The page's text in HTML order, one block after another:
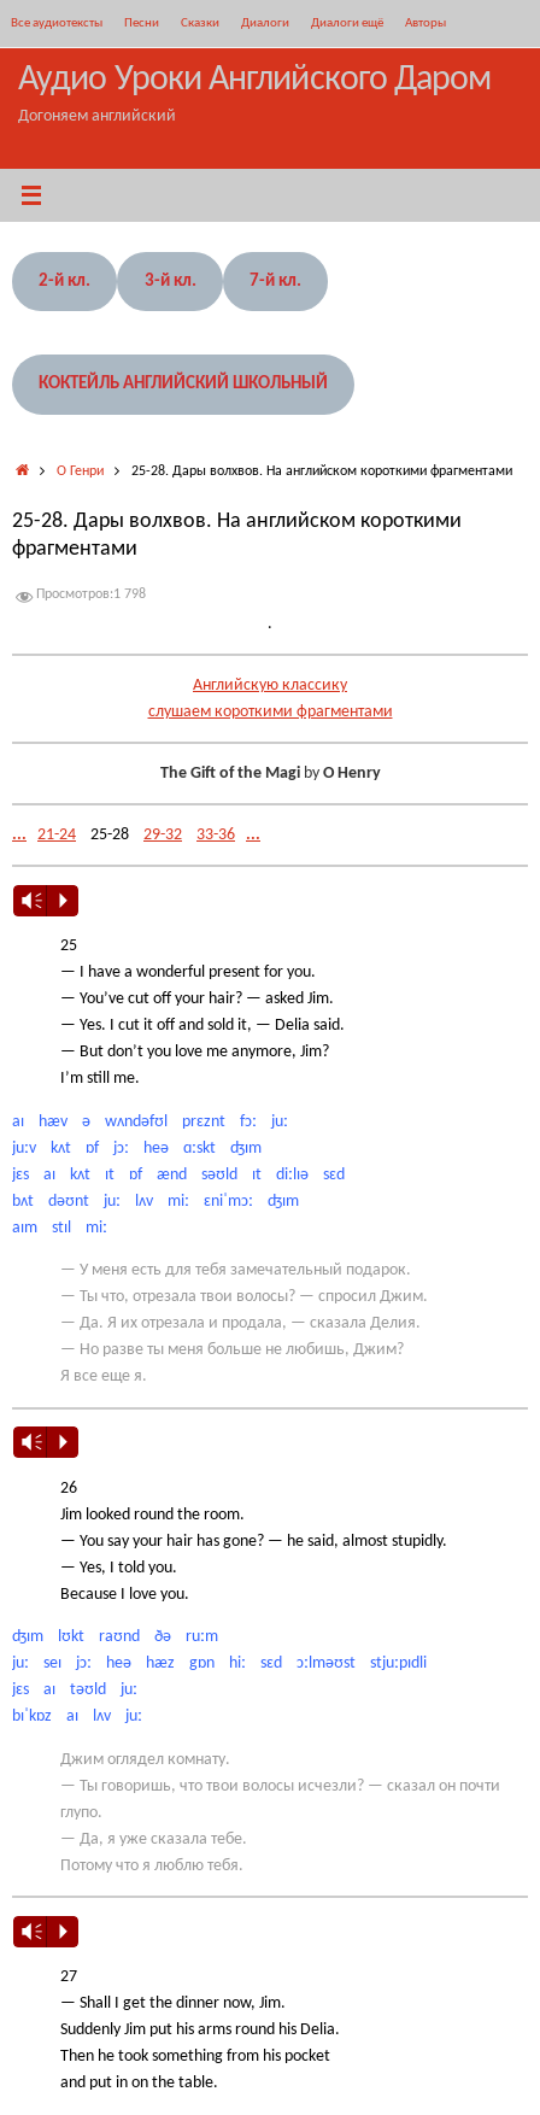
содержимому
Все аудиотексты Песни Сказки Диалоги Диалоги ещё Авторы
Аудио Уроки Английского Даром
Догоняем английский
2-й кл. 3-й кл. 7-й кл.
КОКТЕЙЛЬ АНГЛИЙСКИЙ ШКОЛЬНЫЙ
ГлавнаяО Генри 25-28. Дары волхвов. На английском короткими фрагментами
25-28. Дары волхвов. На английском короткими
фрагментами
Просмотров:1 798
.
Английскую классику
слушаем короткими фрагментами
The Gift of the Magi byO Henry
... 21-24 25-28 29-32 33-36 ...
Vm P
25
— I have a wonderful present for you.
— You’ve cut off your hair? — asked Jim.
— Yes. I cut it off and sold it, — Delia said.
— But don’t you love me anymore, Jim?
I’m still me.
aɪ hæv ə wʌndəfʊl prɛznt fɔː juː
juːv kʌt ɒf jɔː heə ɑːskt ʤɪm
jɛs aɪ kʌt ɪt ɒf ænd səʊld ɪt diːlɪə sɛd
bʌt dəʊnt juː lʌv miː ɛniˈmɔː ʤɪm
aɪm stɪl miː
— У меня есть для тебя замечательный подарок.
— Ты что, отрезала твои волосы? — спросил Джим.
— Да. Я их отрезала и продала, — сказала Делия.
— Но разве ты меня больше не любишь, Джим?
Я все еще я.
Vm P
26
Jim looked round the room.
— You say your hair has gone? — he said, almost stupidly.
— Yes, I told you.
Because I love you.
ʤɪm lʊkt raʊnd ðə ruːm
juː seɪ jɔː heə hæz gɒn hiː sɛd ɔːlməʊst stjuːpɪdli
jɛs aɪ təʊld juː
bɪˈkɒz aɪ lʌv juː
Джим оглядел комнату.
— Ты говоришь, что твои волосы исчезли? — сказал он почти
глупо.
— Да, я уже сказала тебе.
Потому что я люблю тебя.
Vm P
27
— Shall I get the dinner now, Jim.
Suddenly Jim put his arms round his Delia.
Then he took something from his pocket
and put in on the table.